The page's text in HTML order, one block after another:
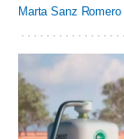
Marta Sanz Romero